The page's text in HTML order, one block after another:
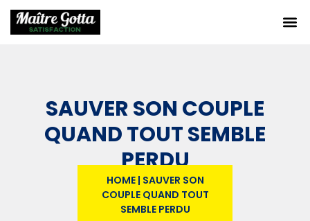
SAUVER SON COUPLE
QUAND TOUT SEMBLE
PERDU
HOME| SAUVER SON
COUPLE QUAND TOUT
SEMBLE PERDU